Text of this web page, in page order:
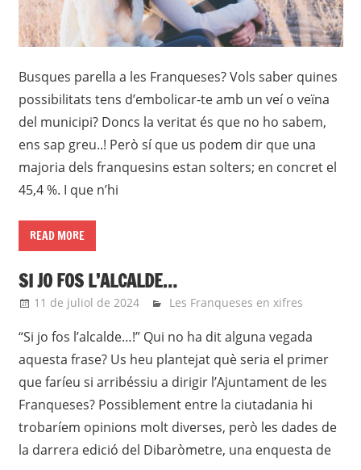
Busques parella a les Franqueses? Vols saber quines
possibilitats tens d’embolicar-te amb un veí o veïna
del municipi? Doncs la veritat és que no ho sabem,
ens sap greu..! Però sí que us podem dir que una
majoria dels franquesins estan solters; en concret el
45,4 %. I que n’hi
READ MORE
SI JO FOS L’ALCALDE…
11 de juliol de 2024 Eli
Les Franqueses en xifres
“Si jo fos l’alcalde…!” Qui no ha dit alguna vegada
aquesta frase? Us heu plantejat què seria el primer
que faríeu si arribéssiu a dirigir l’Ajuntament de les
Franqueses? Possiblement entre la ciutadania hi
trobaríem opinions molt diverses, però les dades de
la darrera edició del Dibaròmetre, una enquesta de